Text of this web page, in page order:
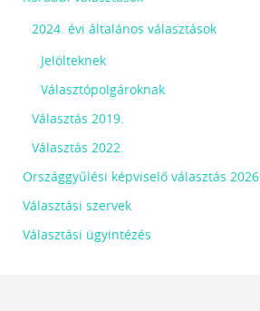
2024. évi általános választások
Jelölteknek
Választópolgároknak
Választás 2019.
Választás 2022.
Országgyűlési képviselő választás 2026
Választási szervek
Választási ügyintézés